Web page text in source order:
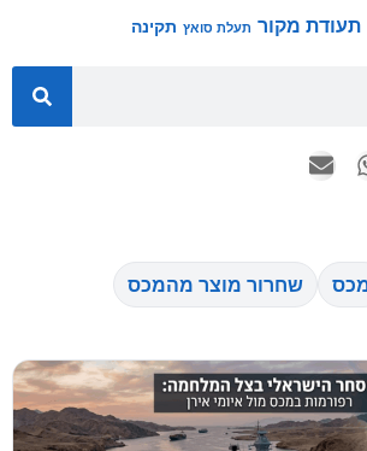
שחרור מוצר מהמכס
תעודת מקור תעלת סואץ תקינה